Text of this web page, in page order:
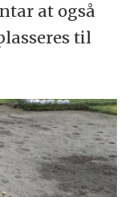
at også
til